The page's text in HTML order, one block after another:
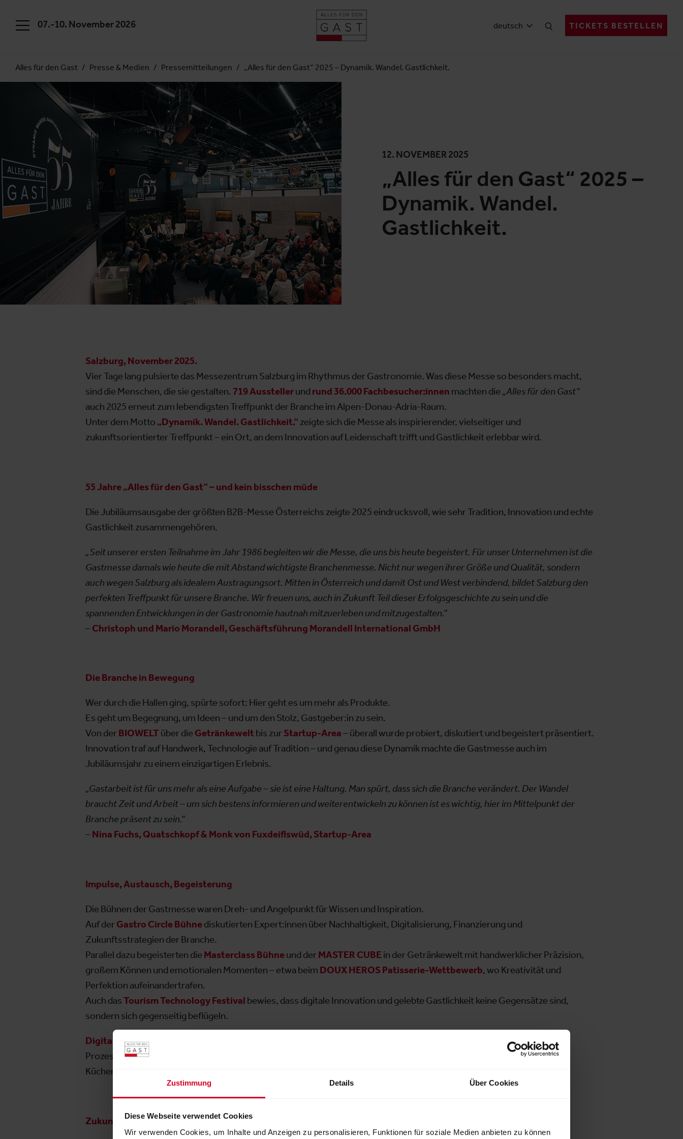
Zustimmung Details Über Cookies
Diese Webseite verwendet Cookies
Wir verwenden Cookies, um Inhalte und Anzeigen zu personalisieren, Funktionen für soziale Medien anbieten zu können
07.-10. November 2026 deutsch TICKETS BESTELLEN
Alles für den Gast Presse & Medien Pressemitteilungen „Alles für den Gast“ 2025 – Dynamik. Wandel. Gastlichkeit.
12. NOVEMBER 2025
„Alles für den Gast“ 2025 –
Dynamik. Wandel.
Gastlichkeit.
Salzburg, November 2025.
Vier Tage lang pulsierte das Messezentrum Salzburg im Rhythmus der Gastronomie. Was diese Messe so besonders macht,
sind die Menschen, die sie gestalten. 719 Ausstellerund rund 36.000 Fachbesucher:innen machten die„Alles für den Gast“
auch 2025 erneut zum lebendigsten Treffpunkt der Branche im Alpen-Donau-Adria-Raum.
Unter dem Motto „Dynamik. Wandel. Gastlichkeit.“ zeigte sich die Messe als inspirierender, vielseitiger und
zukunftsorientierter Treffpunkt – ein Ort, an dem Innovation auf Leidenschaft trifft und Gastlichkeit erlebbar wird.
55 Jahre „Alles für den Gast“ – und kein bisschen müde
Die Jubiläumsausgabe der größten B2B-Messe Österreichs zeigte 2025 eindrucksvoll, wie sehr Tradition, Innovation und echte
Gastlichkeit zusammengehören.
„Seit unserer ersten Teilnahme im Jahr 1986 begleiten wir die Messe, die uns bis heute begeistert. Für unser Unternehmen ist die
Gastmesse damals wie heute die mit Abstand wichtigste Branchenmesse. Nicht nur wegen ihrer Größe und Qualität, sondern
auch wegen Salzburg als idealem Austragungsort. Mitten in Österreich und damit Ost und West verbindend, bildet Salzburg den
perfekten Treffpunkt für unsere Branche. Wir freuen uns, auch in Zukunft Teil dieser Erfolgsgeschichte zu sein und die
spannenden Entwicklungen in der Gastronomie hautnah mitzuerleben und mitzugestalten.“
–Christoph und Mario Morandell, Geschäftsführung Morandell International GmbH
Die Branche in Bewegung
Wer durch die Hallen ging, spürte sofort: Hier geht es um mehr als Produkte.
Es geht um Begegnung, um Ideen – und um den Stolz, Gastgeber:in zu sein.
Von derBIOWELTüber dieGetränkeweltbis zurStartup-Area– überall wurde probiert, diskutiert und begeistert präsentiert.
Innovation traf auf Handwerk, Technologie auf Tradition – und genau diese Dynamik machte die Gastmesse auch im
Jubiläumsjahr zu einem einzigartigen Erlebnis.
„Gastarbeit ist für uns mehr als eine Aufgabe – sie ist eine Haltung. Man spürt, dass sich die Branche verändert. Der Wandel
braucht Zeit und Arbeit – um sich bestens informieren und weiterentwickeln zu können ist es wichtig, hier im Mittelpunkt der
Branche präsent zu sein.“
–Nina Fuchs, Quatschkopf & Monk von Fuxdeiflswüd, Startup-Area
Impulse, Austausch, Begeisterung
Die Bühnen der Gastmesse waren Dreh- und Angelpunkt für Wissen und Inspiration.
Auf derGastro Circle Bühnediskutierten Expert:innen über Nachhaltigkeit, Digitalisierung, Finanzierung und
Zukunftsstrategien der Branche.
Parallel dazu begeisterten dieMasterclass Bühneund derMASTER CUBE in der Getränkewelt mit handwerklicher Präzision,
großem Können und emotionalen Momenten – etwa beim DOUX HEROS Patisserie-Wettbewerb, wo Kreativität und
Perfektion aufeinandertrafen.
Auch dasTourism Technology Festival bewies, dass digitale Innovation und gelebte Gastlichkeit keine Gegensätze sind,
sondern sich gegenseitig beflügeln.
Digitalisierung und KI
zählten dabei zu den wichtigsten Themen: von intelligenten Buchungssystemen über
Prozessoptimierung bis hin zu smarten Helfern wie dem
, der zeigte, wie Technologie
Küchenabläufe erleichtern und den Fokus wieder auf das Wesentliche – den Gast – lenken kann.
Zukunft braucht Menschen